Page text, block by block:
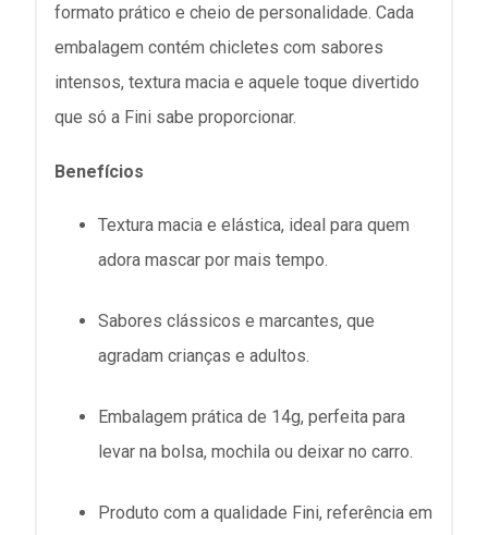
formato prático e cheio de personalidade. Cada
embalagem contém chicletes com sabores
intensos, textura macia e aquele toque divertido
que só a Fini sabe proporcionar.
Benefícios
Textura macia e elástica, ideal para quem
adora mascar por mais tempo.
Sabores clássicos e marcantes, que
agradam crianças e adultos.
Embalagem prática de 14g, perfeita para
levar na bolsa, mochila ou deixar no carro.
Produto com a qualidade Fini, referência em